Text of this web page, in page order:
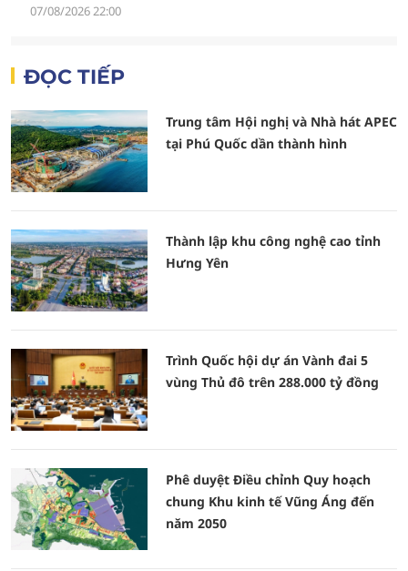
07/08/2026 22:00
ĐỌC TIẾP
Trung tâm Hội nghị và Nhà hát APEC
tại Phú Quốc dần thành hình
Thành lập khu công nghệ cao tỉnh
Hưng Yên
Trình Quốc hội dự án Vành đai 5
vùng Thủ đô trên 288.000 tỷ đồng
Phê duyệt Điều chỉnh Quy hoạch
chung Khu kinh tế Vũng Áng đến
năm 2050